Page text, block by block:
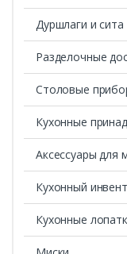
Дуршлаги и сита
Разделочные
Столовые
Кухонные
Аксессуары для
Кухонный
Кухонные